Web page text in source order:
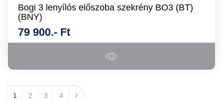
Bogi 3 lenyílós előszoba szekrény BO3 (BT)
(BNY)
79 900.- Ft
1 2 3 4